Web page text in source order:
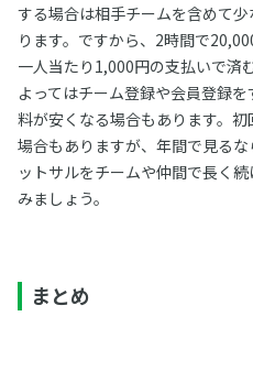
する場合は相手チームを含めて
ります。ですから、2時間で
一人当たり1,000円の支払いで済
よってはチーム登録や会員登録
料が安くなる場合もあります。
場合もありますが、年間で見る
ットサルをチームや仲間で長く
みましょう。
まとめ